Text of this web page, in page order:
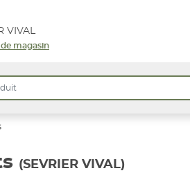
VIVAL
magasin
(SEVRIER VIVAL)